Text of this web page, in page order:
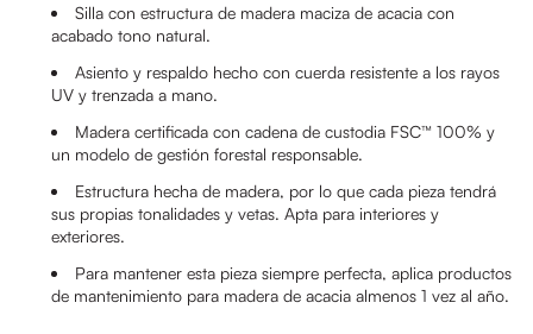
Silla con estructura de madera maciza de acacia con
acabado tono natural.
Asiento y respaldo hecho con cuerda resistente a los rayos
UV y trenzada a mano.
Madera certificada con cadena de custodia FSC™ 100% y
un modelo de gestión forestal responsable.
Estructura hecha de madera, por lo que cada pieza tendrá
sus propias tonalidades y vetas. Apta para interiores y
exteriores.
Para mantener esta pieza siempre perfecta, aplica productos
de mantenimiento para madera de acacia almenos 1 vez al año.